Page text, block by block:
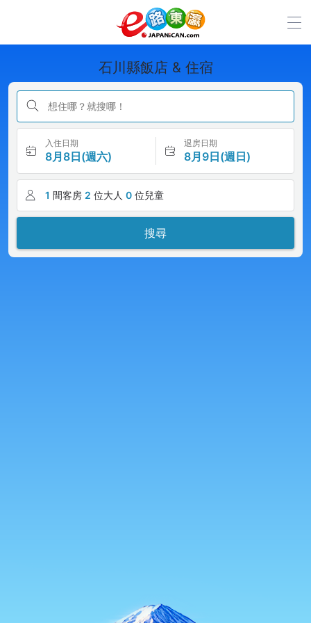
石川縣飯店 & 住宿
想住哪？就搜哪！
入住日期
8月8日(週六)
退房日期
8月9日(週日)
1 間客房 2 位大人 0 位兒童
搜尋